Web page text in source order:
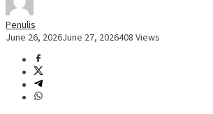
Penulis
June 26, 2026June 27, 2026408 Views